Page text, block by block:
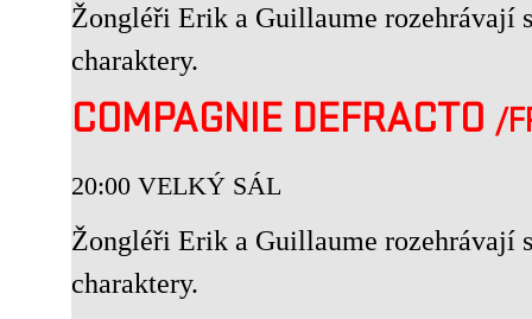
Žongléři Erik a Guillaume rozehrávají
charaktery.
COMPAGNIE DEFRACTO /
20:00 VELKÝ SÁL
Žongléři Erik a Guillaume rozehrávají
charaktery.